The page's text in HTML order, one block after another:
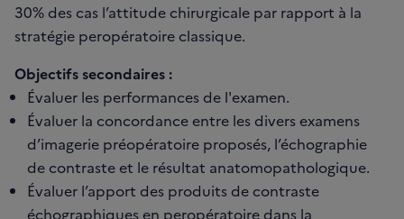
30% des cas l’attitude chirurgicale par rapport à la
stratégie peropératoire classique.
Objectifs secondaires :
Évaluer les performances de l'examen.
Évaluer la concordance entre les divers examens
d’imagerie préopératoire proposés, l’échographie
de contraste et le résultat anatomopathologique.
Évaluer l’apport des produits de contraste
échographiques en peropératoire dans la